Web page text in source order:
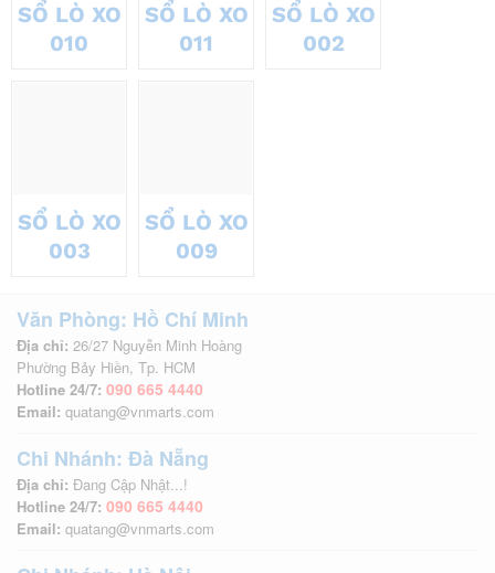
SỔ LÒ XO
010
SỔ LÒ XO
011
SỔ LÒ XO
002
SỔ LÒ XO
003
SỔ LÒ XO
009
Văn Phòng: Hồ Chí Minh
Địa chỉ: 26/27 Nguyễn Minh Hoàng
Phường Bảy Hiền, Tp. HCM
Hotline 24/7: 090 665 4440
Email: quatang@vnmarts.com
Chi Nhánh: Đà Nẵng
Địa chỉ: Đang Cập Nhật...!
Hotline 24/7: 090 665 4440
Email: quatang@vnmarts.com